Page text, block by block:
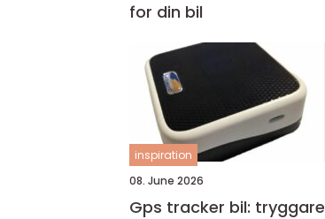
for din bil
inspiration
08. June 2026
Gps tracker bil: tryggare